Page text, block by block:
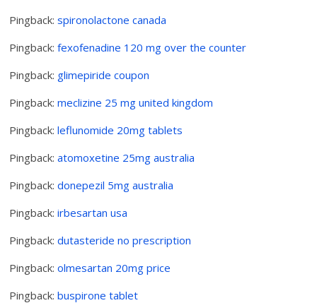
Pingback:spironolactone canada
Pingback:fexofenadine 120 mg over the counter
Pingback: glimepiride coupon
Pingback:meclizine 25 mg united kingdom
Pingback:leflunomide 20mg tablets
Pingback:atomoxetine 25mg australia
Pingback:donepezil 5mg australia
Pingback:irbesartan usa
Pingback:dutasteride no prescription
Pingback:olmesartan 20mg price
Pingback:buspirone tablet